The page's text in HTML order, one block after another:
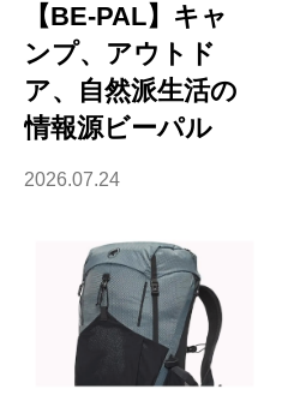
【BE-PAL】キャ
ンプ、アウトド
ア、自然派生活の
情報源ビーパル
2026.07.24